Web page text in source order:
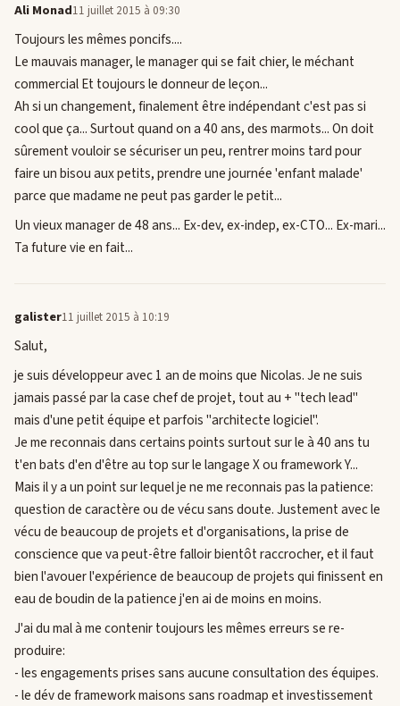
Ali Monad11 juillet 2015 à 09:30
Toujours les mêmes poncifs....
Le mauvais manager, le manager qui se fait chier, le méchant
commercial Et toujours le donneur de leçon...
Ah si un changement, finalement être indépendant c'est pas si
cool que ça... Surtout quand on a 40 ans, des marmots... On doit
sûrement vouloir se sécuriser un peu, rentrer moins tard pour
faire un bisou aux petits, prendre une journée 'enfant malade'
parce que madame ne peut pas garder le petit...
Un vieux manager de 48 ans... Ex-dev, ex-indep, ex-CTO... Ex-mari...
Ta future vie en fait...
galister11 juillet 2015 à 10:19
Salut,
je suis développeur avec 1 an de moins que Nicolas. Je ne suis
jamais passé par la case chef de projet, tout au + "tech lead"
mais d'une petit équipe et parfois "architecte logiciel".
Je me reconnais dans certains points surtout sur le à 40 ans tu
t'en bats d'en d'être au top sur le langage X ou framework Y...
Mais il y a un point sur lequel je ne me reconnais pas la patience:
question de caractère ou de vécu sans doute. Justement avec le
vécu de beaucoup de projets et d'organisations, la prise de
conscience que va peut-être falloir bientôt raccrocher, et il faut
bien l'avouer l'expérience de beaucoup de projets qui finissent en
eau de boudin de la patience j'en ai de moins en moins.
J'ai du mal à me contenir toujours les mêmes erreurs se re-
produire:
- les engagements prises sans aucune consultation des équipes.
- le dév de framework maisons sans roadmap et investissement